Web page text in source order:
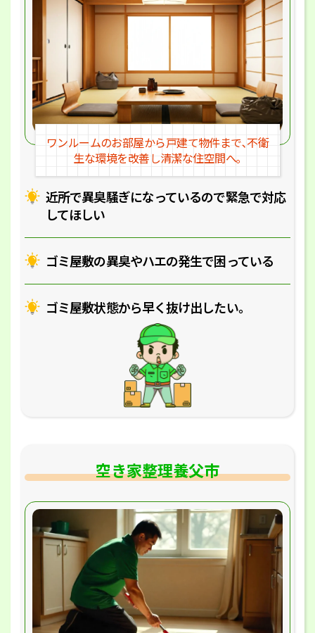
近所で異臭騒ぎになっているので緊急で対応
してほしい
ゴミ屋敷の異臭やハエの発生で困っている
ゴミ屋敷状態から早く抜け出したい｡
ワンルームのお部屋から戸建て物件まで､不衛
生な環境を改善し清潔な住空間へ｡
空き家整理養父市